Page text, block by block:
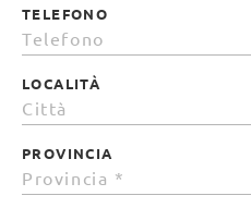
TELEFONO
LOCALITÀ
PROVINCIA